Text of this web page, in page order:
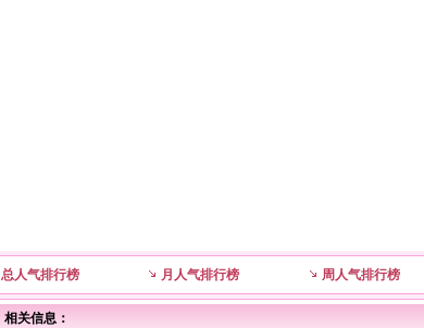
总人气排行榜 月人气排行榜 周人气排行榜
相关信息：